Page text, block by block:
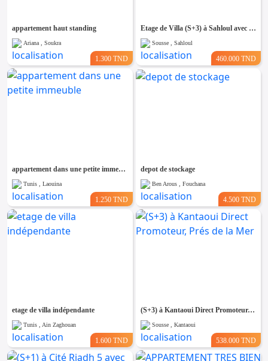
appartement haut standing
Ariana , Soukra
1.300 TND
Etage de Villa (S+3) à Sahloul avec Place de Parking
Sousse , Sahloul
460.000 TND
appartement dans une petite immeuble
Tunis , Laouina
1.250 TND
depot de stockage
Ben Arous , Fouchana
4.500 TND
etage de villa indépendante
Tunis , Ain Zaghouan
1.600 TND
(S+3) à Kantaoui Direct Promoteur, Prés de la Mer
Sousse , Kantaoui
538.000 TND